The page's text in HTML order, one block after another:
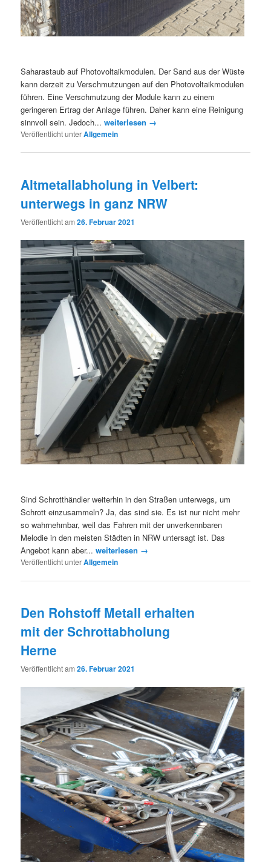
Saharastaub auf Photovoltaikmodulen. Der Sand aus der Wüste
kann derzeit zu Verschmutzungen auf den Photovoltaikmodulen
führen. Eine Verschmutzung der Module kann zu einem
geringeren Ertrag der Anlage führen. Daher kann eine Reinigung
sinnvoll sein. Jedoch...weiterlesen →
Veröffentlicht unterAllgemein
Altmetallabholung in Velbert:
unterwegs in ganz NRW
Veröffentlicht am26. Februar 2021
Sind Schrotthändler weiterhin in den Straßen unterwegs, um
Schrott einzusammeln? Ja, das sind sie. Es ist nur nicht mehr
so wahrnehmbar, weil das Fahren mit der unverkennbaren
Melodie in den meisten Städten in NRW untersagt ist. Das
Angebot kann aber...weiterlesen →
Veröffentlicht unterAllgemein
Den Rohstoff Metall erhalten
mit der Schrottabholung
Herne
Veröffentlicht am26. Februar 2021